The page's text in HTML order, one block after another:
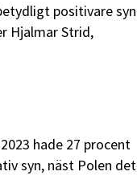
positivare syn
Hjalmar Strid,
hade 27 procent
syn, näst Polen det